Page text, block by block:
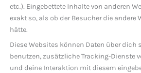
etc.). Eingebettete Inhalte von anderen
exakt so, als ob der Besucher die andere
hätte.
Diese Websites können Daten über dich
benutzen, zusätzliche Tracking-Dienste
und deine Interaktion mit diesem